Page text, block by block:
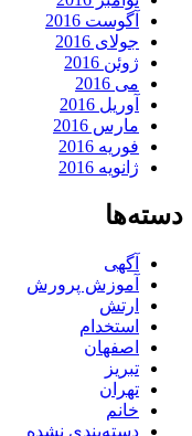
آگوست 2016
جولای 2016
ژوئن 2016
می 2016
آوریل 2016
مارس 2016
فوریه 2016
ژانویه 2016
دسته‌ها
آگهی
آموزش پرورش
ارتش
استخدام
اصفهان
تبریز
تهران
خانم
دسته‌بندی نشده